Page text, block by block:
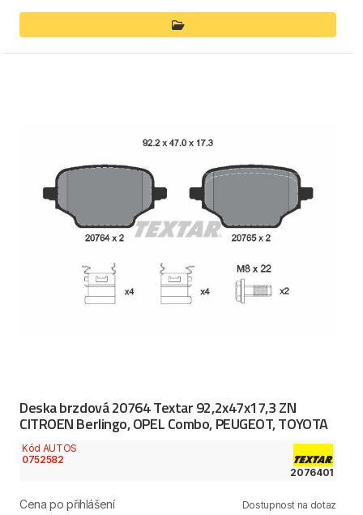
Deska brzdová 20764 Textar 92,2x47x17,3 ZN
CITROEN Berlingo, OPEL Combo, PEUGEOT, TOYOTA
Kód AUTOS
0752582
2076401
Cena po přihlášení Dostupnost na dotaz